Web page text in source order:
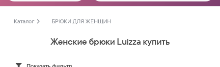
Каталог БРЮКИ ДЛЯ ЖЕНЩИН
Женские брюки Luizza купить